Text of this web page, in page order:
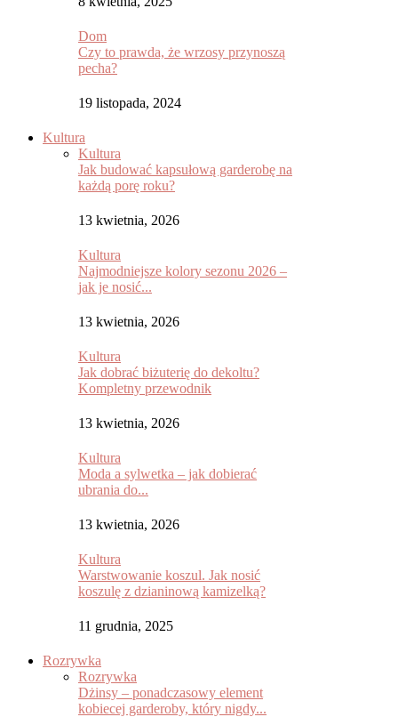
Dom
Czy to prawda, że wrzosy przynoszą
pecha?
19 listopada, 2024
Kultura
Kultura
Jak budować kapsułową garderobę na
każdą porę roku?
13 kwietnia, 2026
Kultura
Najmodniejsze kolory sezonu 2026 –
jak je nosić...
13 kwietnia, 2026
Kultura
Jak dobrać biżuterię do dekoltu?
Kompletny przewodnik
13 kwietnia, 2026
Kultura
Moda a sylwetka – jak dobierać
ubrania do...
13 kwietnia, 2026
Kultura
Warstwowanie koszul. Jak nosić
koszulę z dzianinową kamizelką?
11 grudnia, 2025
Rozrywka
Rozrywka
Dżinsy – ponadczasowy element
kobiecej garderoby, który nigdy...